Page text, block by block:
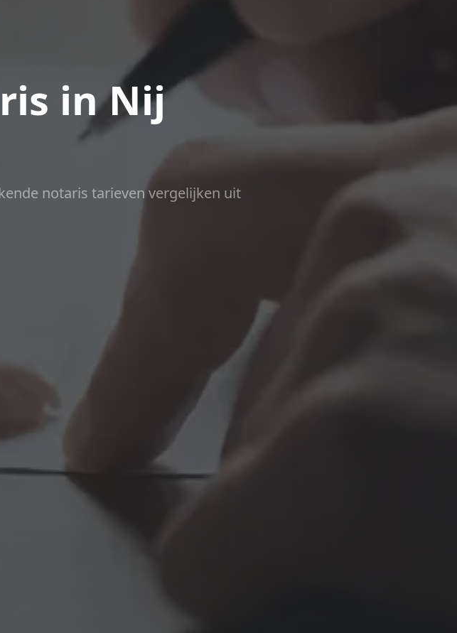
in Nij
notaris tarieven vergelijken uit